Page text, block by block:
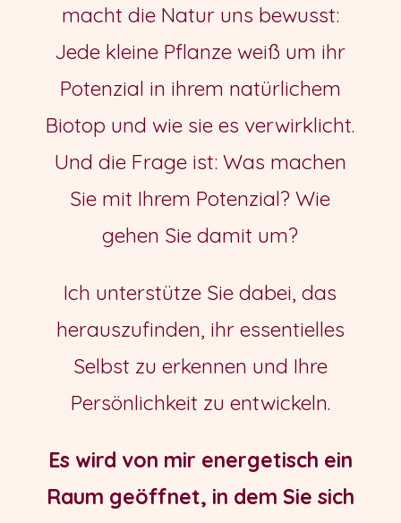
macht die Natur uns bewusst:
Jede kleine Pflanze weiß um ihr
Potenzial in ihrem natürlichem
Biotop und wie sie es verwirklicht.
Und die Frage ist: Was machen
Sie mit Ihrem Potenzial? Wie
gehen Sie damit um?
Ich unterstütze Sie dabei, das
herauszufinden, ihr essentielles
Selbst zu erkennen und Ihre
Persönlichkeit zu entwickeln.
Es wird von mir energetisch ein
Raum geöffnet, in dem Sie sich